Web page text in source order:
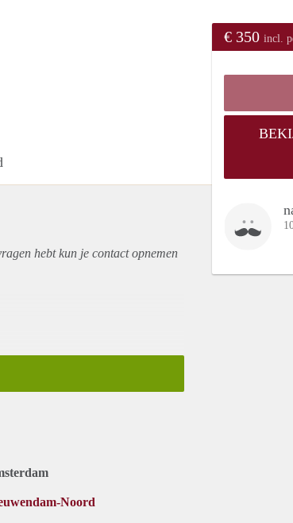
€ 350 incl.
hebt kun je contact opnemen
Noord